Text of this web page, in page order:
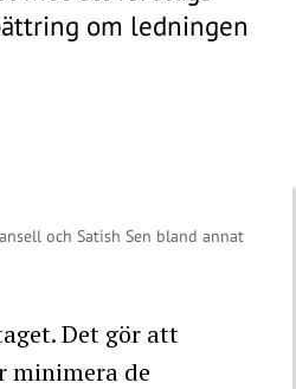
om ledningen
och Satish Sen bland annat
Det gör att
minimera de